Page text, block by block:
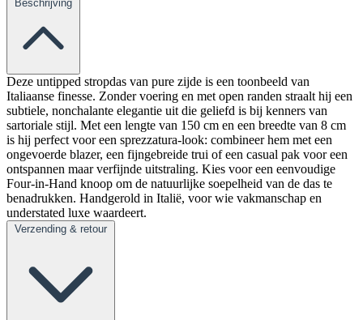
Beschrijving
Deze untipped stropdas van pure zijde is een toonbeeld van
Italiaanse finesse. Zonder voering en met open randen straalt hij een
subtiele, nonchalante elegantie uit die geliefd is bij kenners van
sartoriale stijl. Met een lengte van 150 cm en een breedte van 8 cm
is hij perfect voor een sprezzatura-look: combineer hem met een
ongevoerde blazer, een fijngebreide trui of een casual pak voor een
ontspannen maar verfijnde uitstraling. Kies voor een eenvoudige
Four-in-Hand knoop om de natuurlijke soepelheid van de das te
benadrukken. Handgerold in Italië, voor wie vakmanschap en
understated luxe waardeert.
Verzending & retour